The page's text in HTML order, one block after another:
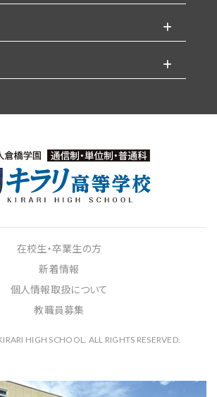
在校生・卒業生の方
新着情報
個人情報取扱について
教職員募集
HIGH SCHOOL. ALL RIGHTS RESERVED.